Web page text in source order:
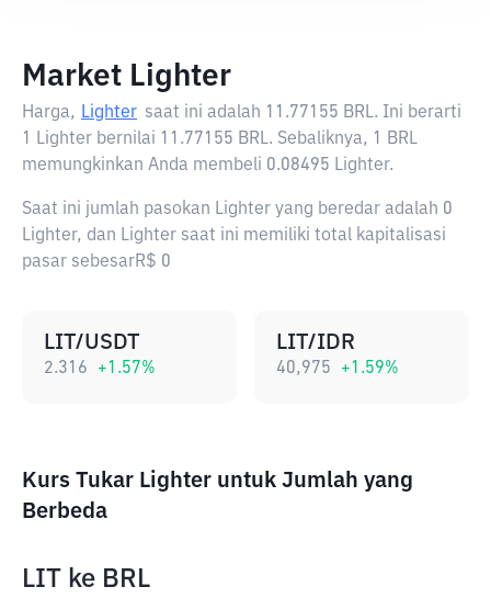
Market Lighter
Harga, Lighter saat ini adalah 11.77155 BRL. Ini berarti
1 Lighter bernilai 11.77155 BRL. Sebaliknya, 1 BRL
memungkinkan Anda membeli 0.08495 Lighter.
Saat ini jumlah pasokan Lighter yang beredar adalah 0
Lighter, dan Lighter saat ini memiliki total kapitalisasi
pasar sebesarR$ 0
LIT/USDT
2.316 +1.57%
LIT/IDR
40,975 +1.59%
Kurs Tukar Lighter untuk Jumlah yang
Berbeda
LIT ke BRL